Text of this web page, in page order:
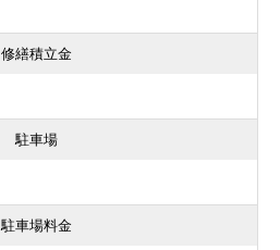
修繕積立金
駐車場
駐車場料金